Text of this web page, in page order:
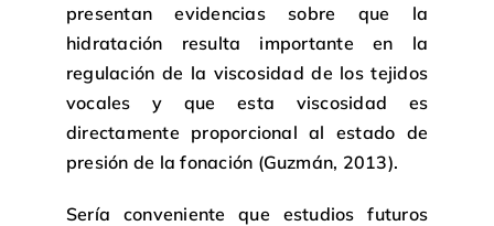
presentan evidencias sobre que la
hidratación resulta importante en la
regulación de la viscosidad de los tejidos
vocales y que esta viscosidad es
directamente proporcional al estado de
presión de la fonación (Guzmán, 2013).
Sería conveniente que estudios futuros